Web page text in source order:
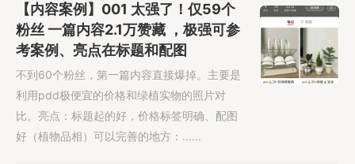
【内容案例】001 太强了！仅59个
粉丝 一篇内容2.1万赞藏 ，极强可参
考案例、亮点在标题和配图
不到60个粉丝，第一篇内容直接爆掉。主要是
利用pdd极便宜的价格和绿植实物的照片对
比。亮点：标题起的好，价格标签明确、配图
好（植物品相）可以完善的地方：......